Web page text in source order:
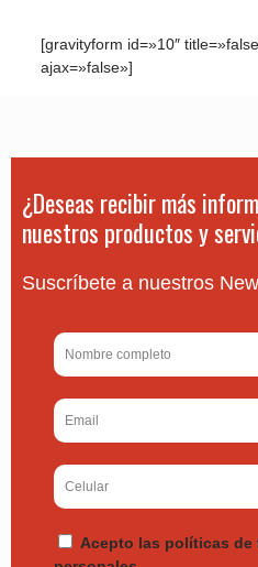
[gravityform id=»10″
ajax=»false»]
¿Deseas recibir más
nuestros productos y
Suscríbete a nuestros
Acepto las políticas de